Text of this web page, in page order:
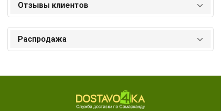
Отзывы клиентов
Распродажа